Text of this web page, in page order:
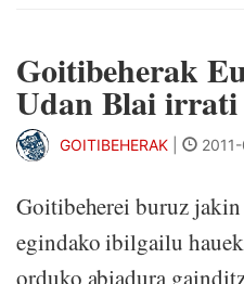
Goitibeherak
Udan Blai irrati
GOITIBEHERAK
Goitibeherei buruz
egindako ibilgailu
orduko abiadura